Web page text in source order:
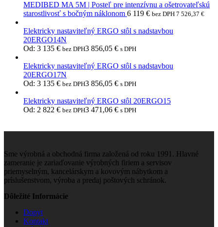
MEDIBED MA 5M | Posteľ pre intenzívnu a ošetrovateľskú
starostlivosť s bočným náklonom 6 119 € bez DPH 7 526,37 €
Elektricky nastaviteľný ERGO stôl s nadstavbou
20ERGO14N
Od: 3 135 € bez DPH3 856,05 € s DPH
Elektricky nastaviteľný ERGO stôl s nadstavbou
20ERGO17N
Od: 3 135 € bez DPH3 856,05 € s DPH
Elektricky nastaviteľný ERGO stôl 20ERGO15
Od: 2 822 € bez DPH3 471,06 € s DPH
Sme výrobná a obchodná firma založená od roku 1991. Hlavné
zameranie je zariaďovanie výrobných firiem a servisov
priemyselným, kancelárskym a kovovým nábytkom a
príslušenstvom, výroba a predaj poštových schránok.
Dôležité Informácie
Dopyt
Kontakt